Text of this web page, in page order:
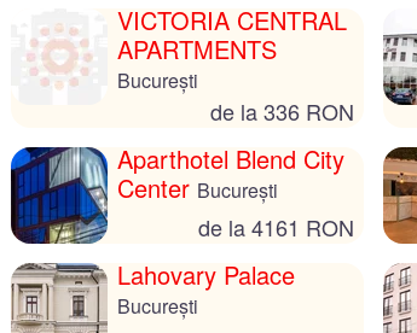
VICTORIA CENTRAL
APARTMENTS
București
de la 336 RON
Aparthotel Blend City
Center București
de la 4161 RON
Lahovary Palace
București